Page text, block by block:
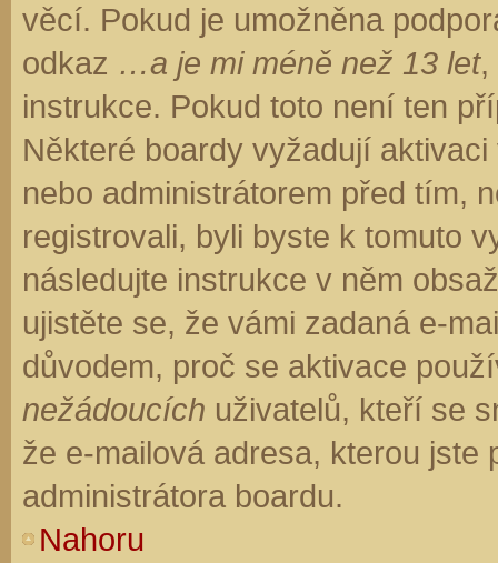
věcí. Pokud je umožněna
odkaz …a je mi méně než 13 let,
instrukce. Pokud toto není ten
Některé boardy vyžadují
nebo administrátorem před tím,
registrovali, byli byste k tomuto
následujte instrukce v něm
ujistěte se, že vámi zadaná e-
důvodem, proč se aktivace
nežádoucích uživatelů, kteří se
že e-mailová adresa, kterou jste
administrátora boardu.
Nahoru